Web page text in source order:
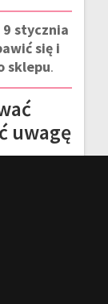
9 stycznia
się i
sklepu.
uwagę